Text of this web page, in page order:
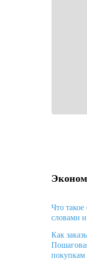
Что
словами и
Как
покупкам